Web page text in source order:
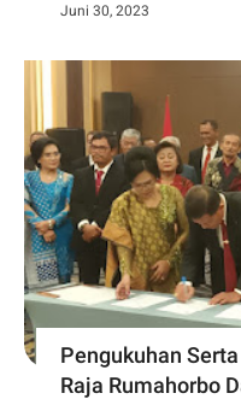
Juni 30, 2023
Pengukuhan
Raja Rumahorbo